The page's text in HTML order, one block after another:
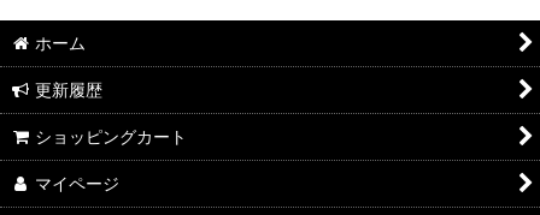
ホーム
更新履歴
ショッピングカート
マイページ